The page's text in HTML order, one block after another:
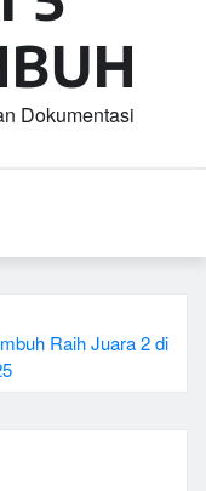
Dokumentasi
Raih Juara 2 di